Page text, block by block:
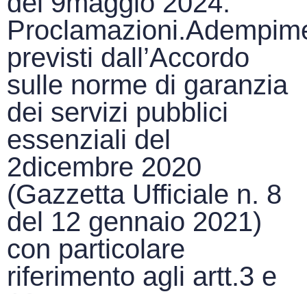
previsti dall’Accordo
sulle norme di garanzia
dei servizi pubblici
essenziali del
2dicembre 2020
(Gazzetta Ufficiale n. 8
del 12 gennaio 2021)
con particolare
riferimento agli artt.3 e